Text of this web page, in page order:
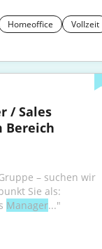
Homeoffice Vollzeit
Bereich
– suchen wir
Sie als:
Manager..."